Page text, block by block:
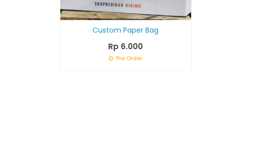
Custom Paper Bag
Rp 6.000
Pre Order